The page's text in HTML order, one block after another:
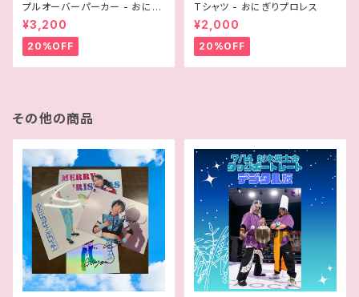
プルオーバーパーカー - おにぎ
りプロレス
¥3,200
20%OFF
Tシャツ - おにぎりプロレス
¥2,000
20%OFF
その他の商品